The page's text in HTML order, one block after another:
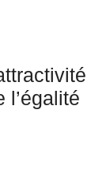
l’égalité